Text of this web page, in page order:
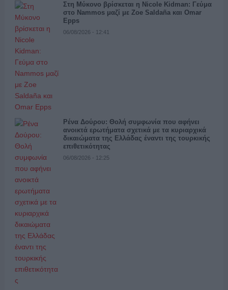
Στη Μύκονο βρίσκεται η Nicole Kidman: Γεύμα
στο Nammos μαζί με Zoe Saldaña και Omar
Epps
06/08/2026 - 12:41
Ρένα Δούρου: Θολή συμφωνία που αφήνει
ανοικτά ερωτήματα σχετικά με τα κυριαρχικά
δικαιώματα της Ελλάδας έναντι της τουρκικής
επιθετικότητας
06/08/2026 - 12:25